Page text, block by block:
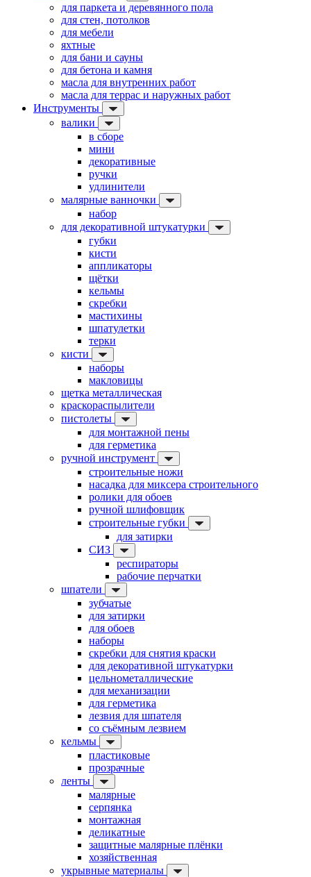
для паркета и деревянного пола
для стен, потолков
для мебели
яхтные
для бани и сауны
для бетона и камня
масла для внутренних работ
масла для террас и наружных работ
Инструменты
валики
в сборе
мини
декоративные
ручки
удлинители
малярные ванночки
набор
для декоративной штукатурки
губки
кисти
аппликаторы
щётки
кельмы
скребки
мастихины
шпатулетки
терки
кисти
наборы
макловицы
щетка металлическая
краскораспылители
пистолеты
для монтажной пены
для герметика
ручной инструмент
строительные ножи
насадка для миксера строительного
ролики для обоев
ручной шлифовщик
строительные губки
для затирки
СИЗ
респираторы
рабочие перчатки
шпатели
зубчатые
для затирки
для обоев
наборы
скребки для снятия краски
для декоративной штукатурки
цельнометаллические
для механизации
для герметика
лезвия для шпателя
со съёмным лезвием
кельмы
пластиковые
прозрачные
ленты
малярные
серпянка
монтажная
деликатные
защитные малярные плёнки
хозяйственная
укрывные материалы